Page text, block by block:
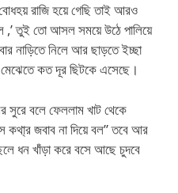
রাজি হয়ে গেছি তাই আরও
তুই তো আসল সময়ে উঠে পালিয়ে
নাড়িতে নিলে আর ছাড়তে ইচ্ছা
মেঝেতে কত দূর ছিটকে এসেছে।
বলে ফেললাম খাট থেকে
জবাব না দিয়ে বল” তবে আর
ধন খাঁড়া করে বসে আছে চুদবে